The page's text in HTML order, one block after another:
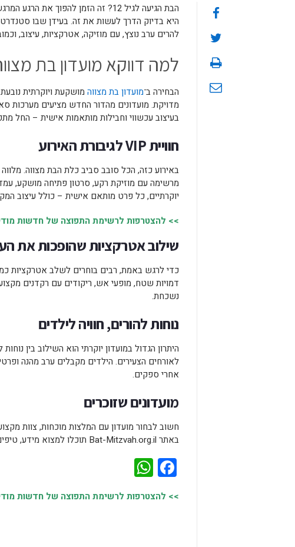
הבת הגיעה לגיל 12? זה הזמן להפוך
היא בדיוק הדרך לעשות את זה. בעידן שבו
להרים ערב נוצץ, עם מוזיקה, אטרקציות, עיצוב,
למה דווקא מועדון בת
הבחירה ב־מועדון בת מצווה מושקעת ויוקרתית נובעת
מדויקת. מועדונים מהדור החדש מציעים מערכות
בעיצוב עכשווי וחבילות מותאמות אישית – החל
חוויית VIP לגיבורת האירוע
באירוע כזה, הכל סובב סביב כלת הבת מצווה.
מרשימה עם מוזיקת רקע, סרטון פתיחה מושקע,
יוקרתיים, כל פרט מותאם אישית – כולל עיצוב
>> להצטרפות לרשימת התפוצה של חדשות
שילוב אטרקציות שהופכות את
כדי לרגש באמת, רבים בוחרים לשלב אטרקציות
דמויות שטח, מופעי אש, ריקודים עם רקדנים
נשכחת.
נוחות להורים, חוויה לילדים
היתרון הגדול במועדון יוקרתי הוא השילוב בין
לאורחים הצעירים. הילדים מקבלים ערב מהנה
אחרי ספקים.
מועדונים שזוכרים
חשוב לבחור מועדון עם המלצות מוכחות, צוות
באתר Bat-Mitzvah.org.il תוכלו למצוא מידע, טיפים, ומועדונים שמובילים את התחום כבר שנים.
Facebook
>> להצטרפות לרשימת התפוצה של חדשות